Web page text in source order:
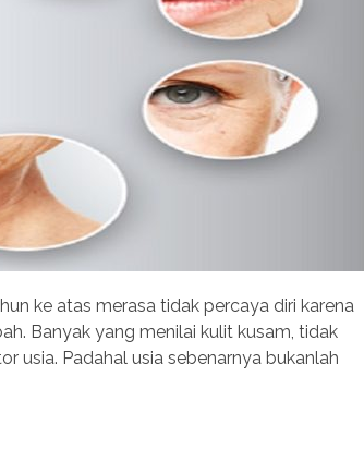
ke atas merasa tidak percaya diri karena
Banyak yang menilai kulit kusam, tidak
usia. Padahal usia sebenarnya bukanlah